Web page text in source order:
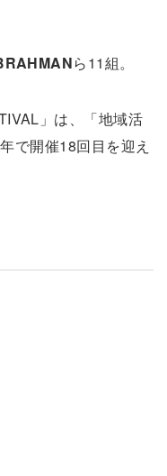
ら11組。
」は、「地域活
で開催18回目を迎え